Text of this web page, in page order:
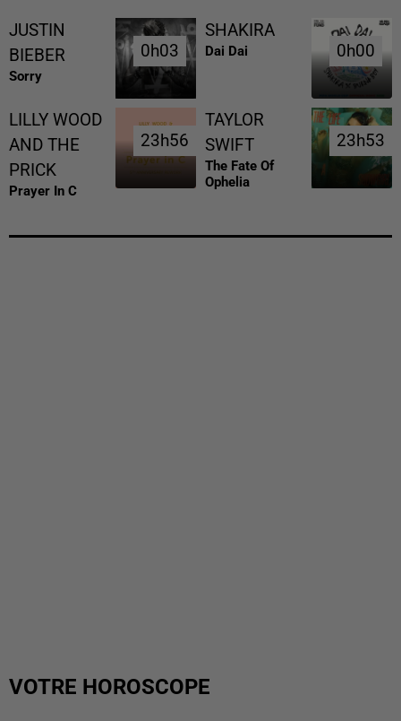
JUSTIN
BIEBER
Sorry
0h03
0h03
SHAKIRA
Dai Dai 0h00
0h00
LILLY WOOD
AND THE
PRICK
Prayer In C
23h56
23h56
TAYLOR
SWIFT
The Fate Of
Ophelia
23h53
23h53
VOTRE HOROSCOPE